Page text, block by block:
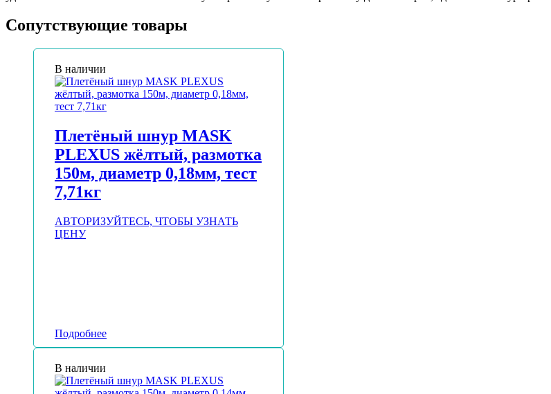
Сопутствующие товары
В наличии
Плетёный шнур MASK
PLEXUS жёлтый, размотка
150м, диаметр 0,18мм, тест
7,71кг
АВТОРИЗУЙТЕСЬ, ЧТОБЫ УЗНАТЬ
ЦЕНУ
Подробнее
В наличии